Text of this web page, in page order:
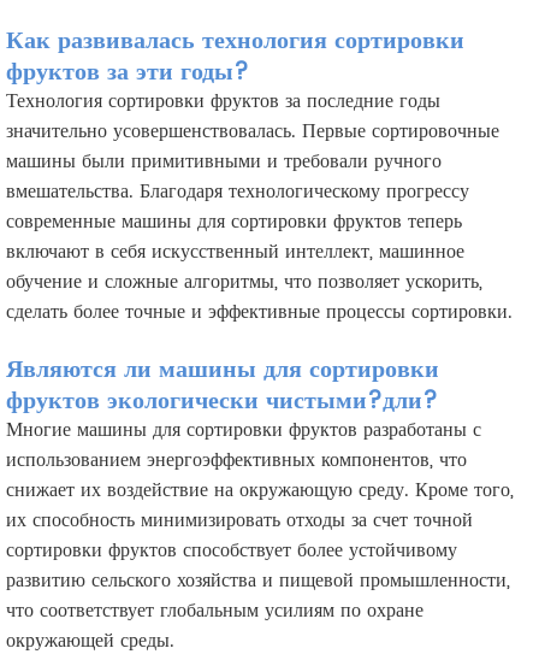
Как развивалась технология сортировки
фруктов за эти годы?
Технология сортировки фруктов за последние годы
значительно усовершенствовалась. Первые сортировочные
машины были примитивными и требовали ручного
вмешательства. Благодаря технологическому прогрессу
современные машины для сортировки фруктов теперь
включают в себя искусственный интеллект, машинное
обучение и сложные алгоритмы, что позволяет ускорить,
сделать более точные и эффективные процессы сортировки.
Являются ли машины для сортировки
фруктов экологически чистыми?дли?
Многие машины для сортировки фруктов разработаны с
использованием энергоэффективных компонентов, что
снижает их воздействие на окружающую среду. Кроме того,
их способность минимизировать отходы за счет точной
сортировки фруктов способствует более устойчивому
развитию сельского хозяйства и пищевой промышленности,
что соответствует глобальным усилиям по охране
окружающей среды.